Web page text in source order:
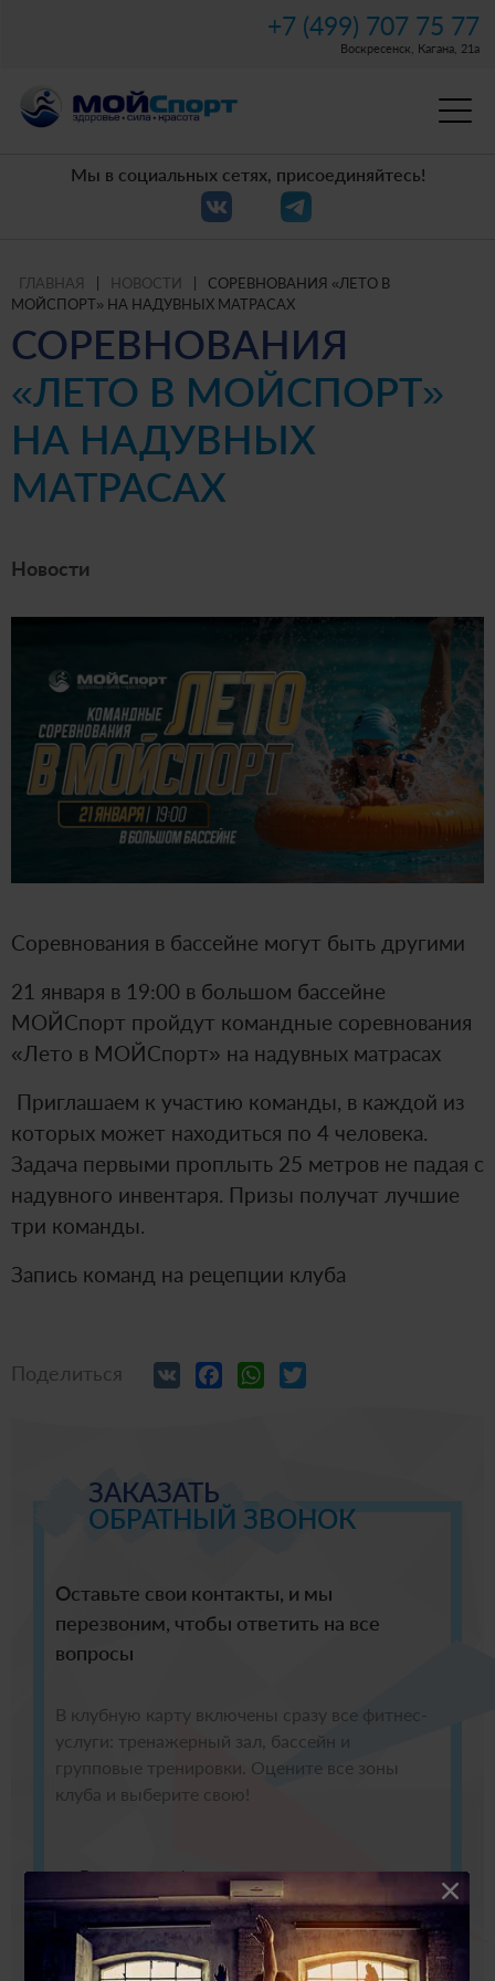
+7 (499) 707 75 77
Воскресенск, Кагана, 21а
Мы в социальных сетях, присоединяйтесь!
ГЛАВНАЯ НОВОСТИ
СОРЕВНОВАНИЯ «ЛЕТО В
МОЙСПОРТ» НА НАДУВНЫХ МАТРАСАХ
СОРЕВНОВАНИЯ
«ЛЕТО В МОЙСПОРТ»
НА НАДУВНЫХ
МАТРАСАХ
Новости
Соревнования в бассейне могут быть другими
21 января в 19:00 в большом бассейне
МОЙСпорт пройдут командные соревнования
«Лето в МОЙСпорт» на надувных матрасах
️ Приглашаем к участию команды, в каждой из
которых может находиться по 4 человека.
Задача первыми проплыть 25 метров не падая с
надувного инвентаря. Призы получат лучшие
три команды.
Запись команд на рецепции клуба
Поделиться VK FacebookWhatsApp
ЗАКАЗАТЬ
ОБРАТНЫЙ ЗВОНОК
Оставьте свои контакты, и мы
перезвоним, чтобы ответить на все
вопросы
В клубную карту включены сразу все фитнес-
услуги: тренажерный зал, бассейн и
групповые тренировки. Оцените все зоны
клуба и выберите свою!
Ваше имя и фамилия
Ваш телефон